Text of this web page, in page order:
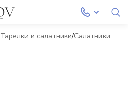
Тарелки и салатники Салатники